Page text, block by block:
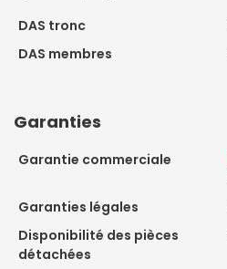
DAS tronc
DAS membres
Garanties
Garantie commerciale
Garanties légales
Disponibilité des pièces
détachées